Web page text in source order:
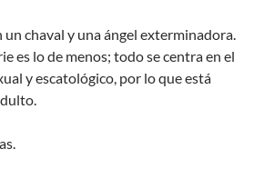
chaval y una ángel exterminadora.
es lo de menos; todo se centra en el
y escatológico, por lo que está